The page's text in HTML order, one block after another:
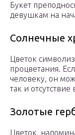
Букет
девушкам на
Солнечные
Цветок
процветания.
человеку, он
так и отсутствие
Золотые
Цветок,